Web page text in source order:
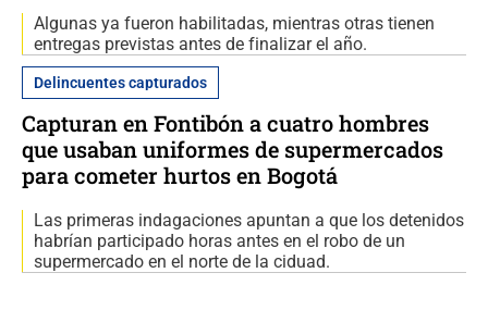
Algunas ya fueron habilitadas, mientras otras tienen
entregas previstas antes de finalizar el año.
Delincuentes capturados
Capturan en Fontibón a cuatro hombres
que usaban uniformes de supermercados
para cometer hurtos en Bogotá
Las primeras indagaciones apuntan a que los detenidos
habrían participado horas antes en el robo de un
supermercado en el norte de la ciduad.